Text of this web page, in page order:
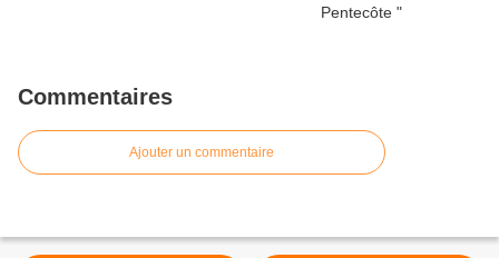
Commentaires
Ajouter un commentaire